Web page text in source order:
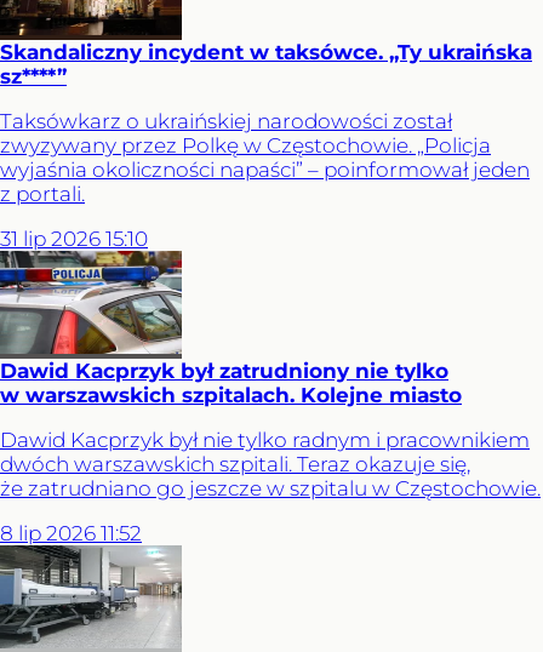
Skandaliczny incydent w taksówce. „Ty ukraińska
sz****”
Taksówkarz o ukraińskiej narodowości został
zwyzywany przez Polkę w Częstochowie. „Policja
wyjaśnia okoliczności napaści” – poinformował jeden
z portali.
31 lip 2026 15:10
Dawid Kacprzyk był zatrudniony nie tylko
w warszawskich szpitalach. Kolejne miasto
Dawid Kacprzyk był nie tylko radnym i pracownikiem
dwóch warszawskich szpitali. Teraz okazuje się,
że zatrudniano go jeszcze w szpitalu w Częstochowie.
8 lip 2026 11:52